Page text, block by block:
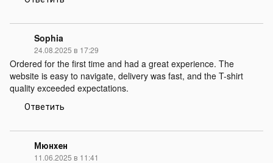
Sophia
24.08.2025 в 17:29
Ordered for the first time and had a great experience. The
website is easy to navigate, delivery was fast, and the T-shirt
quality exceeded expectations.
Ответить
Мюнхен
11.06.2025 в 11:41